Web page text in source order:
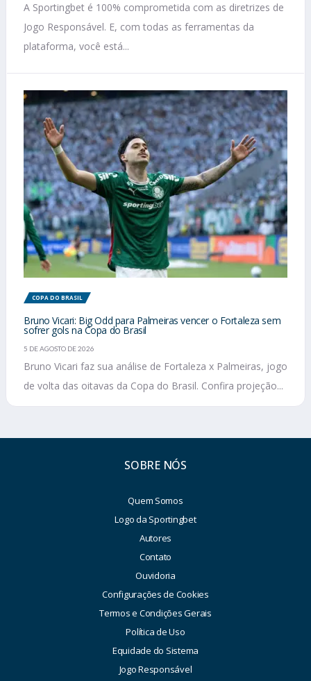
A Sportingbet é 100% comprometida com as diretrizes de
Jogo Responsável. E, com todas as ferramentas da
plataforma, você está...
COPA DO BRASIL
Bruno Vicari: Big Odd para Palmeiras vencer o Fortaleza sem
sofrer gols na Copa do Brasil
5 DE AGOSTO DE 2026
Bruno Vicari faz sua análise de Fortaleza x Palmeiras, jogo
de volta das oitavas da Copa do Brasil. Confira projeção...
SOBRE NÓS
Quem Somos
Logo da Sportingbet
Autores
Contato
Ouvidoria
Configurações de Cookies
Termos e Condições Gerais
Política de Uso
Equidade do Sistema
Jogo Responsável